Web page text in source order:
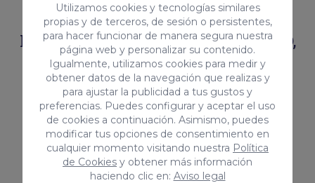
Utilizamos cookies y tecnologías similares
propias y de terceros, de sesión o persistentes,
para hacer funcionar de manera segura nuestra
página web y personalizar su contenido.
Igualmente, utilizamos cookies para medir y
obtener datos de la navegación que realizas y
para ajustar la publicidad a tus gustos y
preferencias. Puedes configurar y aceptar el uso
de cookies a continuación. Asimismo, puedes
modificar tus opciones de consentimiento en
cualquier momento visitando nuestra Política
de Cookies y obtener más información
haciendo clic en: Aviso legal
SUBVENCIONES PARA LA
MEJORA DE LA COMPETITIVIDAD,
LA SOSTENIBILIDAD, LA
CREACIÓN Y EL CRECIMIENTO
EMPRESARIAL DE CANARIAS